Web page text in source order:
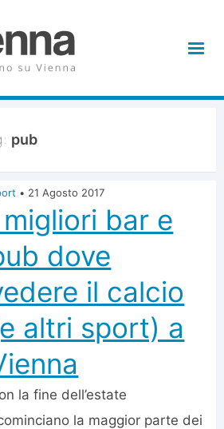
pub
• 21 Agosto 2017
migliori bar e
dove
il calcio
altri sport) a
la fine dell’estate
la maggior parte dei